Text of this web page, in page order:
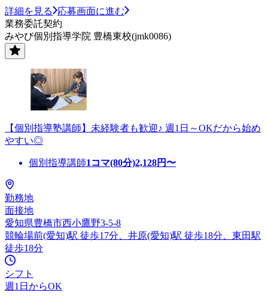
詳細を見る
応募画面に進む
業務委託契約
みやび個別指導学院 豊橋東校(jmk0086)
【個別指導塾講師】未経験者も歓迎♪ 週1日～OKだから始め
やすい◎
個別指導講師1コマ(80分)2,128円〜
勤務地
面接地
愛知県豊橋市西小鷹野3-5-8
競輪場前(愛知)駅 徒歩17分、井原(愛知)駅 徒歩18分、東田駅
徒歩18分
シフト
週1日からOK